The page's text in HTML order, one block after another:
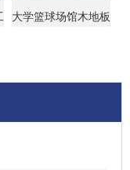
大学篮球场馆木地板